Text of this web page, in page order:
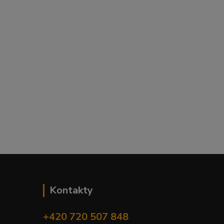
Kontakty
+420 720 507 848